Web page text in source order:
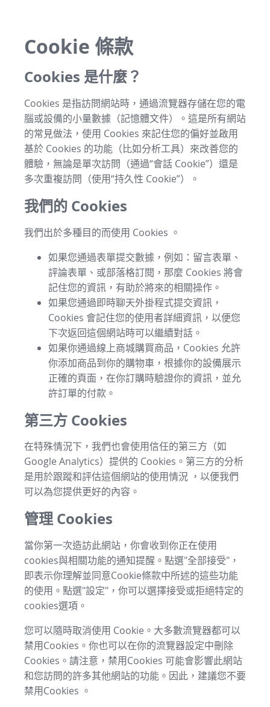
Cookie 條款
Cookies 是什麼？
Cookies 是指訪問網站時，通過流覽器存儲在您的電
腦或設備的小量數據（記憶體文件）。這是所有網站
的常見做法，使用 Cookies 來記住您的偏好並啟用
基於 Cookies 的功能（比如分析工具）來改善您的
體驗，無論是單次訪問（通過“會話 Cookie”）還是
多次重複訪問（使用“持久性 Cookie”）。
我們的 Cookies
我們出於多種目的而使用 Cookies 。
如果您通過表單提交數據，例如：留言表單、
評論表單、或部落格訂閱，那麼 Cookies 將會
記住您的資訊，有助於將來的相關操作。
如果您通過即時聊天外掛程式提交資訊，
Cookies 會記住您的使用者詳細資訊，以便您
下次返回這個網站時可以繼續對話。
如果你通過線上商城購買商品，Cookies 允許
你添加商品到你的購物車，根據你的設備展示
正確的頁面，在你訂購時驗證你的資訊，並允
許訂單的付款。
第三方 Cookies
在特殊情況下，我們也會使用信任的第三方（如
Google Analytics）提供的 Cookies。第三方的分析
是用於跟蹤和評估這個網站的使用情況 ，以便我們
可以為您提供更好的內容。
管理 Cookies
當你第一次造訪此網站，你會收到你正在使用
cookies與相關功能的通知提醒。點選"全部接受"，
即表示你理解並同意Cookie條款中所述的這些功能
的使用。點選"設定"，你可以選擇接受或拒絕特定的
cookies選項。
您可以隨時取消使用 Cookie。大多數流覽器都可以
禁用Cookies。你也可以在你的流覽器設定中刪除
Cookies。請注意，禁用Cookies 可能會影響此網站
和您訪問的許多其他網站的功能。因此，建議您不要
禁用Cookies 。